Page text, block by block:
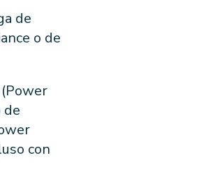
de
o de
de
con